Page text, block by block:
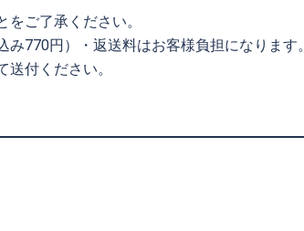
ご了承ください。
770円）・返送料はお客様負担になります。
付ください。